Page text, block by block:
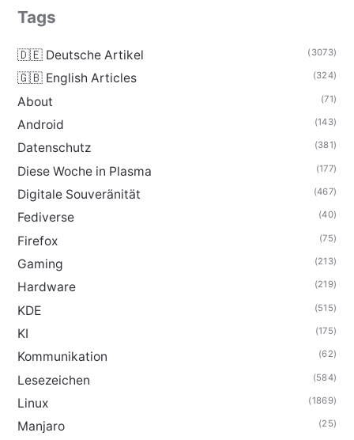
Tags
🇩🇪 Deutsche Artikel (3073)
🇬🇧 English Articles (324)
About (71)
Android (143)
Datenschutz (381)
Diese Woche in Plasma (177)
Digitale Souveränität (467)
Fediverse (40)
Firefox (75)
Gaming (213)
Hardware (219)
KDE (515)
KI (175)
Kommunikation (62)
Lesezeichen (584)
Linux (1869)
Manjaro (25)